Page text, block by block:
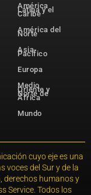
América
Latina y el
Caribe
América del
Norte
Asia-
Pacífico
Europa
Medio
Oriente y
Norte de
África
Mundo
cuyo eje es una
voces del Sur y de la
derechos humanos y
Service. Todos los